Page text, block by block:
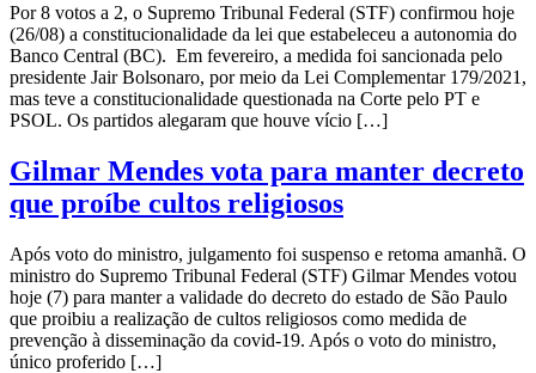
Por 8 votos a 2, o Supremo Tribunal Federal (STF) confirmou hoje
(26/08) a constitucionalidade da lei que estabeleceu a autonomia do
Banco Central (BC). Em fevereiro, a medida foi sancionada pelo
presidente Jair Bolsonaro, por meio da Lei Complementar 179/2021,
mas teve a constitucionalidade questionada na Corte pelo PT e
PSOL. Os partidos alegaram que houve vício […]
Gilmar Mendes vota para manter decreto
que proíbe cultos religiosos
Após voto do ministro, julgamento foi suspenso e retoma amanhã. O
ministro do Supremo Tribunal Federal (STF) Gilmar Mendes votou
hoje (7) para manter a validade do decreto do estado de São Paulo
que proibiu a realização de cultos religiosos como medida de
prevenção à disseminação da covid-19. Após o voto do ministro,
único proferido […]